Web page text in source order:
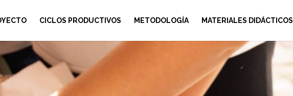
CICLOS PRODUCTIVOS METODOLOGÍA MATERIALES DIDÁCTICOS